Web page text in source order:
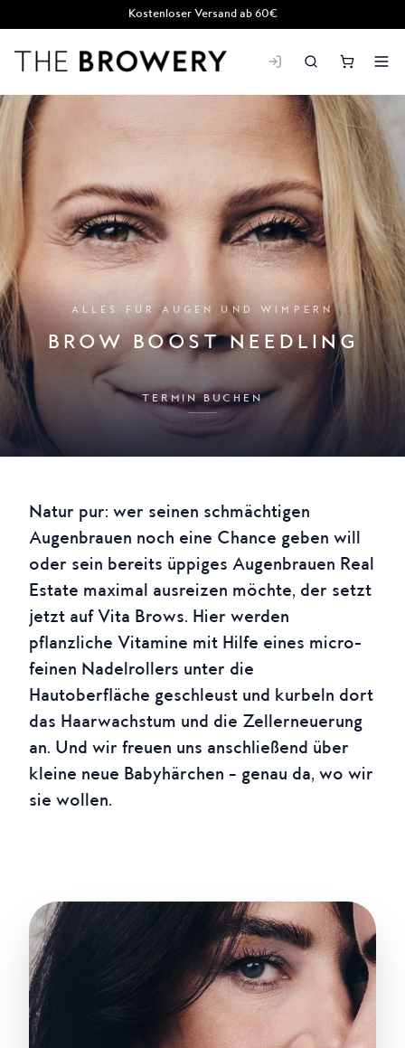
Kostenloser Versand ab 60€
THE BROWERY
ALLES FÜR AUGEN UND WIMPERN
BROW BOOST NEEDLING
TERMIN BUCHEN
Natur pur: wer seinen schmächtigen
Augenbrauen noch eine Chance geben will
oder sein bereits üppiges Augenbrauen Real
Estate maximal ausreizen möchte, der setzt
jetzt auf Vita Brows. Hier werden
pflanzliche Vitamine mit Hilfe eines micro-
feinen Nadelrollers unter die
Hautoberfläche geschleust und kurbeln dort
das Haarwachstum und die Zellerneuerung
an. Und wir freuen uns anschließend über
kleine neue Babyhärchen – genau da, wo wir
sie wollen.